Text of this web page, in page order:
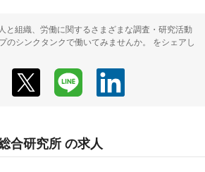
と組織、労働に関するさまざまな調査・研究活動
のシンクタンクで働いてみませんか。 をシェアし
合研究所 の求人